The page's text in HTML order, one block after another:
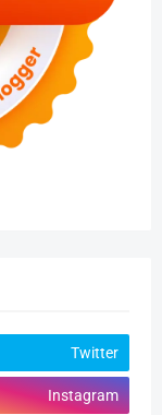
Twitter
Instagram